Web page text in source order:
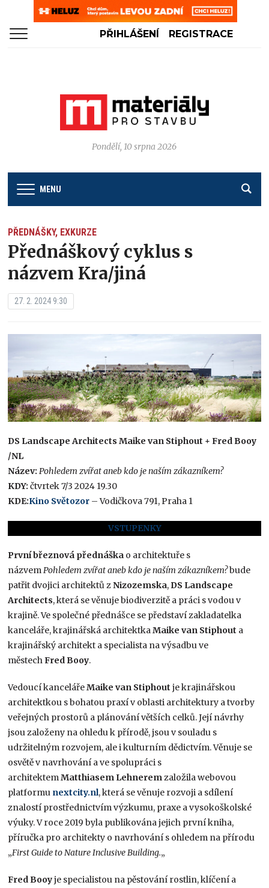
PŘIHLÁŠENÍ REGISTRACE
Pondělí, 10 srpna 2026
MENU
PŘEDNÁŠKY, EXKURZE
Přednáškový cyklus s
názvem Kra/jiná
27. 2. 2024 9:30
DS Landscape Architects Maike van Stiphout + Fred Booy
/NL
Název:Pohledem zvířat aneb kdo je naším zákazníkem?
KDY: čtvrtek 7/3 2024 19.30
KDE:Kino Světozor – Vodičkova 791, Praha 1
VSTUPENKY
První březnová přednáška o architektuře s
názvemPohledem zvířat aneb kdo je naším zákazníkem?bude
patřit dvojici architektů zNizozemska, DS Landscape
Architects, která se věnuje biodiverzitě a práci s vodou v
krajině. Ve společné přednášce se představí zakladatelka
kanceláře, krajinářská architektkaMaike van Stiphout a
krajinářský architekt a specialista na výsadbu ve
městechFred Booy.
Vedoucí kancelářeMaike van Stiphout je krajinářskou
architektkou s bohatou praxí v oblasti architektury a tvorby
veřejných prostorů a plánování větších celků. Její návrhy
jsou založeny na ohledu k přírodě, jsou v souladu s
udržitelným rozvojem, ale i kulturním dědictvím. Věnuje se
osvětě v navrhování a ve spolupráci s
architektemMatthiasem Lehneremzaložila webovou
platformu nextcity.nl, která se věnuje rozvoji a sdílení
znalostí prostřednictvím výzkumu, praxe a vysokoškolské
výuky. V roce 2019 byla publikována jejich první kniha,
příručka pro architekty o navrhování s ohledem na přírodu
„First Guide to Nature Inclusive Building.„
Fred Booyje specialistou na pěstování rostlin, klíčení a